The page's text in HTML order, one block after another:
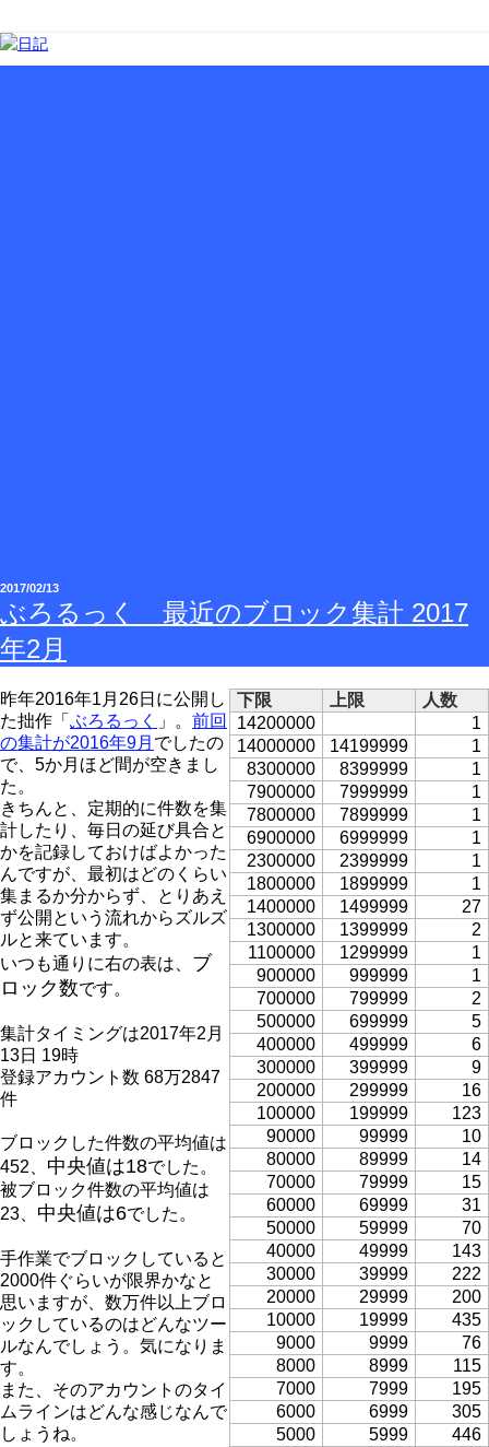
2017/02/13
ぶろるっく 最近のブロック集計 2017
年2月
下限 上限
人数
14200000
1
14000000
14199999
1
8300000
8399999
1
7900000
7999999
1
7800000
7899999
1
6900000
6999999
1
2300000
2399999
1
1800000
1899999
1
1400000
1499999
27
1300000
1399999
2
1100000
1299999
1
900000
999999
1
700000
799999
2
500000
699999
5
400000
499999
6
300000
399999
9
200000
299999
16
100000
199999
123
90000
99999
10
80000
89999
14
70000
79999
15
60000
69999
31
50000
59999
70
40000
49999
143
30000
39999
222
20000
29999
200
10000
19999
435
9000
9999
76
8000
8999
115
7000
7999
195
6000
6999
305
5000
5999
446
昨年2016年1月26日に公開し
た拙作「 ぶろるっく 」。 前回
の集計が2016年9月 でしたの
で、5か月ほど間が空きまし
た。
きちんと、定期的に件数を集
計したり、毎日の延び具合と
かを記録しておけばよかった
んですが、最初はどのくらい
集まるか分からず、とりあえ
ず公開という流れからズルズ
ルと来ています。
いつも通りに右の表は、 ブ
ロック数です。
集計タイミングは2017年2月
13日 19時
登録アカウント数 68万2847
件
ブロックした件数の平均値は
452、 中央値は18でした。
被ブロック件数の平均値は
23、 中央値は6でした。
手作業でブロックしていると
2000件ぐらいが限界かなと
思いますが、数万件以上ブロ
ックしているのはどんなツー
ルなんでしょう。気になりま
す。
また、そのアカウントのタイ
ムラインはどんな感じなんで
しょうね。